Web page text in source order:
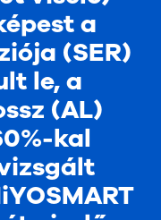
a
(SER)
le, a
(AL)
kal